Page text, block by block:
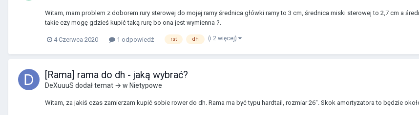
Witam, mam problem z doborem rury sterowej do mojej ramy średnica główki ramy to 3 cm, średnica miski sterowej to 2,7 cm a
takie czy mogę gdzieś kupić taką rurę bo ona jest wymienna ?.
4 Czerwca 2020 1 odpowiedź rst dh (i 2 więcej)
[Rama] rama do dh - jaką wybrać?
DeXuuuS dodał temat → w Nietypowe
Witam, za jakiś czas zamierzam kupić sobie rower do dh. Rama ma być typu hardtail, rozmiar 26". Skok amortyzatora to będzie